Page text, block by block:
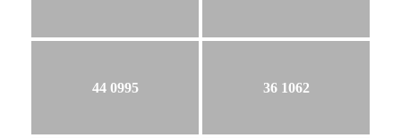
44 0995 36 1062